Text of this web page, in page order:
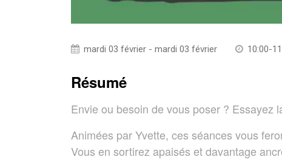
mardi 03 février - mardi 03 février 10:00-
Résumé
Envie ou besoin de vous poser ? Essayez
Animées par Yvette, ces séances vous
Vous en sortirez apaisés et davantage